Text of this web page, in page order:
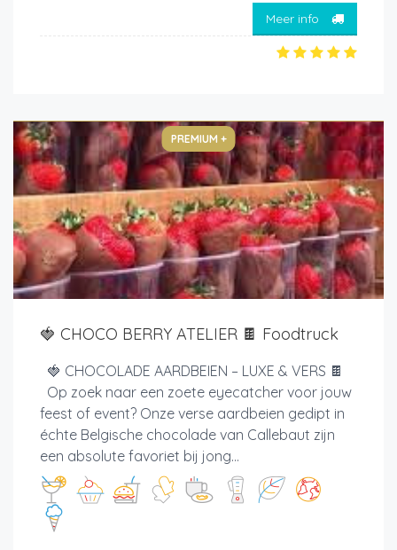
Meer info
PREMIUM +
🍓 CHOCO BERRY ATELIER 🍫 Foodtruck
🍓 CHOCOLADE AARDBEIEN – LUXE & VERS 🍫
Op zoek naar een zoete eyecatcher voor jouw
feest of event? Onze verse aardbeien gedipt in
échte Belgische chocolade van Callebaut zijn
een absolute favoriet bij jong...